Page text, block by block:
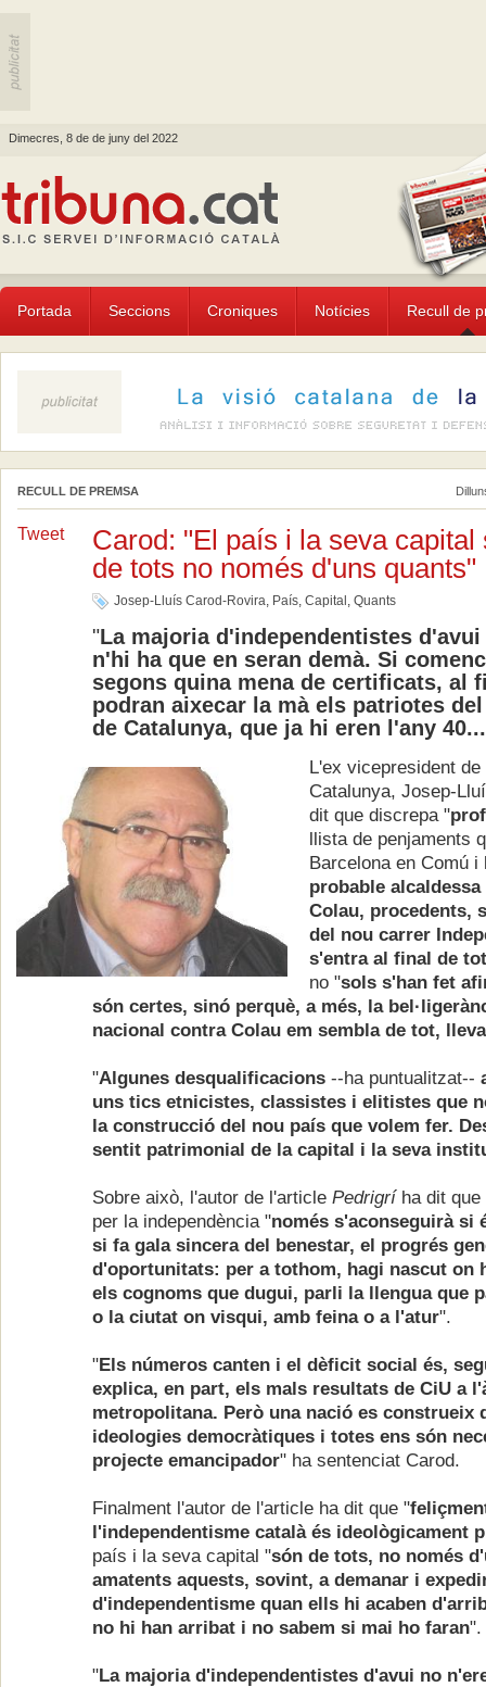
Dimecres, 8 de de juny del 2022
Portada Seccions Croniques Notícies Recull de
RECULL DE PREMSA
Tweet
Carod: "El país i la seva capital
de tots no només d'uns quants"
Josep-Lluís Carod-Rovira, País, Capital , Quants
"La majoria d'independentistes
n'hi ha que en seran demà. Si
segons quina mena de certificats, al
podran aixecar la mà els patriotes
de Catalunya, que ja hi eren l'any 40...
L'ex vicepresident
Catalunya, Josep-
dit que discrepa "
llista de penjaments
Barcelona en Comú i
probable
Colau, procedents,
del nou carrer
s'entra al final de
no "sols s'han fet
són certes, sinó perquè, a més, la
nacional contra Colau em sembla de tot,
"Algunes desqualificacions --ha puntualitzat--
uns tics etnicistes, classistes i elitistes que
la construcció del nou país que volem fer.
sentit patrimonial de la capital i la seva
Sobre això, l'autor de l'article Pedrigrí ha dit
per la independència "només s'aconseguirà si
si fa gala sincera del benestar, el progrés
d'oportunitats: per a tothom, hagi nascut on
els cognoms que dugui, parli la llengua que
o la ciutat on visqui, amb feina o a l'atur".
"Els números canten i el dèficit social és,
explica, en part, els mals resultats de CiU a
metropolitana. Però una nació es construeix
ideologies democràtiques i totes ens són
projecte emancipador" ha sentenciat Carod.
Finalment l'autor de l'article ha dit que "
l'independentisme català és ideològicament
país i la seva capital "són de tots, no només
amatents aquests, sovint, a demanar i
d'independentisme quan ells hi acaben
no hi han arribat i no sabem si mai ho faran".
"La majoria d'independentistes d'avui no